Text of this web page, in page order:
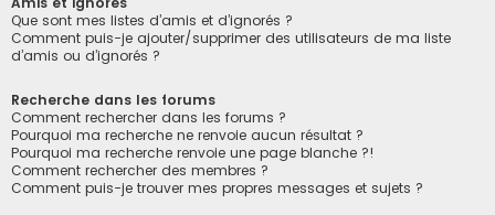
Que sont mes listes d’amis et d’ignorés ?
Comment puis-je ajouter/supprimer des utilisateurs de ma liste
d’amis ou d’ignorés ?
Recherche dans les forums
Comment rechercher dans les forums ?
Pourquoi ma recherche ne renvoie aucun résultat ?
Pourquoi ma recherche renvoie une page blanche ?!
Comment rechercher des membres ?
Comment puis-je trouver mes propres messages et sujets ?